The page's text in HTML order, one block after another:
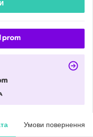
Умови повернення